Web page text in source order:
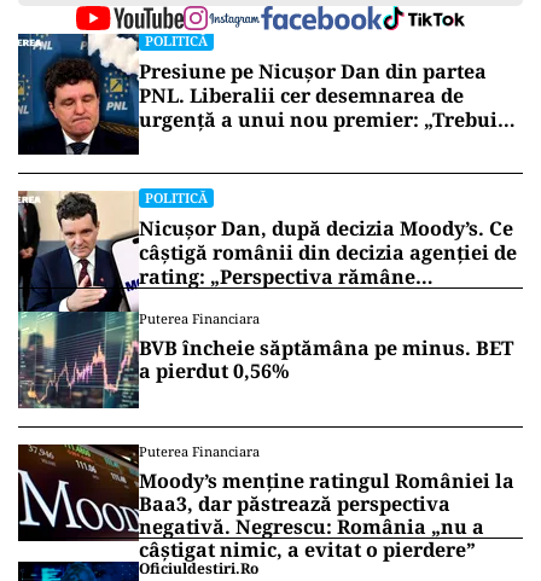
POLITICĂ
Presiune pe Nicușor Dan din partea
PNL. Liberalii cer desemnarea de
urgență a unui nou premier: „Trebuie
POLITICĂ
Nicușor Dan, după decizia Moody’s. Ce
câștigă românii din decizia agenției de
rating: „Perspectiva rămâne
Puterea Financiara
BVB încheie săptămâna pe minus. BET
a pierdut 0,56%
Puterea Financiara
Moody’s menține ratingul României la
Baa3, dar păstrează perspectiva
negativă. Negrescu: România „nu a
câștigat nimic, a evitat o pierdere”
Oficiuldestiri.ro